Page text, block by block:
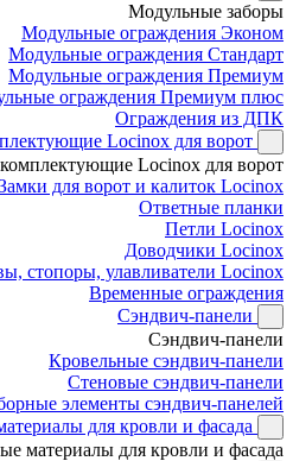
Модульные заборы
Модульные ограждения Эконом
Модульные ограждения Стандарт
Модульные ограждения Премиум
ограждения Премиум плюс
Ограждения из ДПК
Locinox для ворот
Locinox для ворот
для ворот и калиток Locinox
Ответные планки
Петли Locinox
Доводчики Locinox
стопоры, улавливатели Locinox
Временные ограждения
Сэндвич-панели
Сэндвич-панели
Кровельные сэндвич-панели
Стеновые сэндвич-панели
элементы сэндвич-панелей
для кровли и фасада
материалы для кровли и фасада